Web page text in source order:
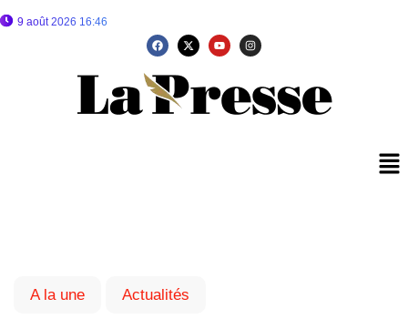
9 août 2026 16:46
A la une Actualités